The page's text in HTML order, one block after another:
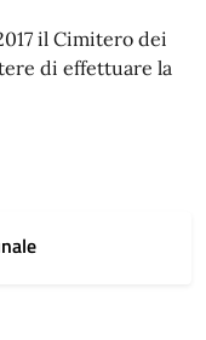
il Cimitero dei
di effettuare la